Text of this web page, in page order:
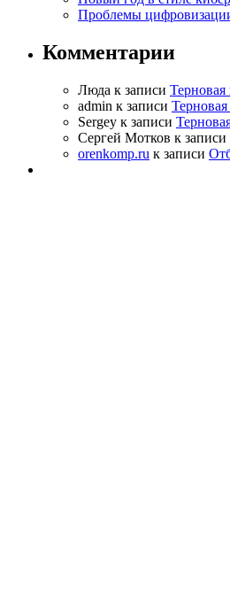
Проблемы
Комментарии
Люда к записи Терновая
admin к записи
Sergey к записи
Сергей Мотков к записи
orenkomp.ru к записи